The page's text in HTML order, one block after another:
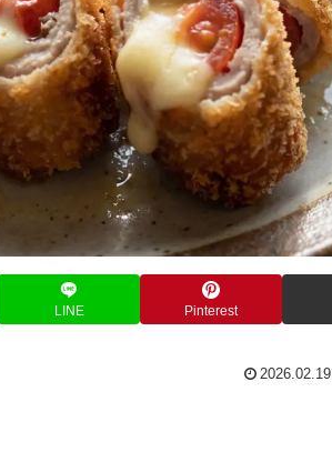
LINE Pinterest
2026.02.19